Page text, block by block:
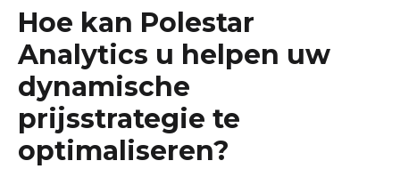
Hoe kan Polestar
Analytics u helpen uw
dynamische
prijsstrategie te
optimaliseren?